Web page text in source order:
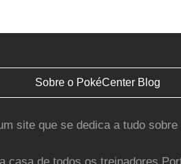
Sobre o PokéCenter Blog
site que se dedica a tudo sobre